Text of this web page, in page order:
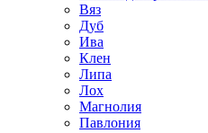
Вяз
Дуб
Ива
Клен
Липа
Лох
Магнолия
Павлония